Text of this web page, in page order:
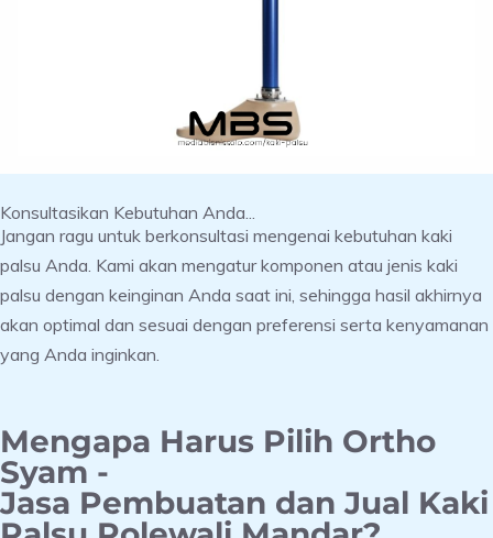
Konsultasikan Kebutuhan Anda...
Jangan ragu untuk berkonsultasi mengenai kebutuhan kaki
palsu Anda. Kami akan mengatur komponen atau jenis kaki
palsu dengan keinginan Anda saat ini, sehingga hasil akhirnya
akan optimal dan sesuai dengan preferensi serta kenyamanan
yang Anda inginkan.
Mengapa Harus Pilih Ortho
Syam -
Jasa Pembuatan dan Jual Kaki